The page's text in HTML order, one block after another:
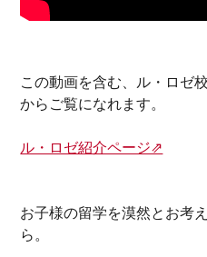
この動画を含む、 ル・ロゼ
からご覧になれます。
ル・ロゼ紹介ページ⇗
お子様の留学を漠然と お考え
ら。